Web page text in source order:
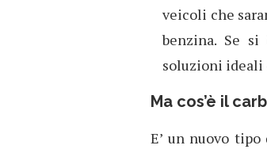
veicoli che
benzina. Se
soluzioni ideali
Ma cos’è il
E’ un nuovo